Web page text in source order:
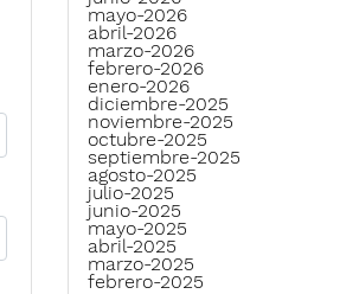
mayo-2026
abril-2026
marzo-2026
febrero-2026
enero-2026
diciembre-2025
noviembre-2025
octubre-2025
septiembre-2025
agosto-2025
julio-2025
junio-2025
mayo-2025
abril-2025
marzo-2025
febrero-2025